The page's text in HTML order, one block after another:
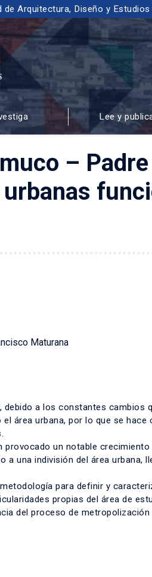
de Arquitectura, Diseño y Estudios
Lee y
–
Maturana
a los constantes cambios
área urbana, por lo que se hace
un notable crecimiento
una indivisión del área urbana,
para definir y
propias del área de
del proceso de metropolización